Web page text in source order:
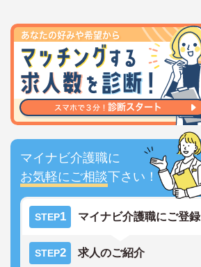
マイナビ介護職に
お気軽にご相談下さい！
STEP1 マイナビ介護職にご登録
STEP2 求人のご紹介